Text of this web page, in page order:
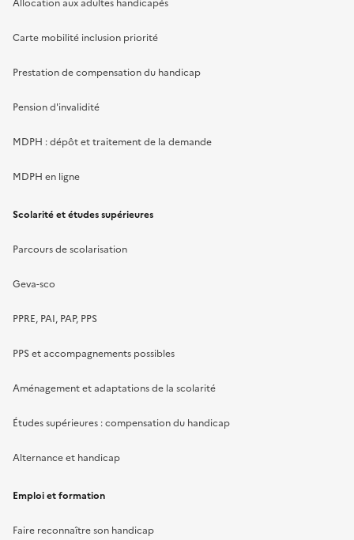
Allocation aux adultes handicapés
Carte mobilité inclusion priorité
Prestation de compensation du handicap
Pension d'invalidité
MDPH : dépôt et traitement de la demande
MDPH en ligne
Scolarité et études supérieures
Parcours de scolarisation
Geva-sco
PPRE, PAI, PAP, PPS
PPS et accompagnements possibles
Aménagement et adaptations de la scolarité
Études supérieures : compensation du handicap
Alternance et handicap
Emploi et formation
Faire reconnaître son handicap